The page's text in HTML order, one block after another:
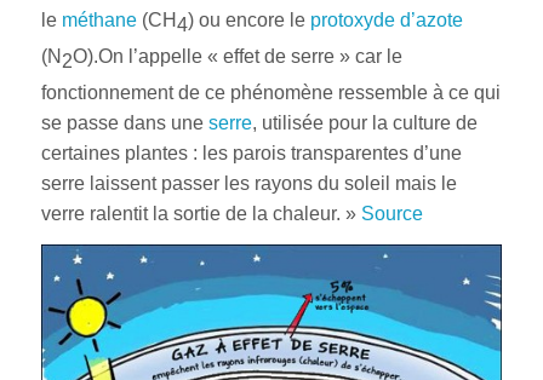
le méthane(CH4) ou encore le protoxyde d’azote
(N 2O).On l’appelle « effet de serre » car le
fonctionnement de ce phénomène ressemble à ce qui
se passe dans une serre, utilisée pour la culture de
certaines plantes : les parois transparentes d’une
serre laissent passer les rayons du soleil mais le
verre ralentit la sortie de la chaleur. » Source